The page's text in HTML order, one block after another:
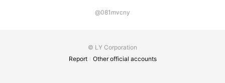
@081mvcny
© LY Corporation
Report
Other official accounts